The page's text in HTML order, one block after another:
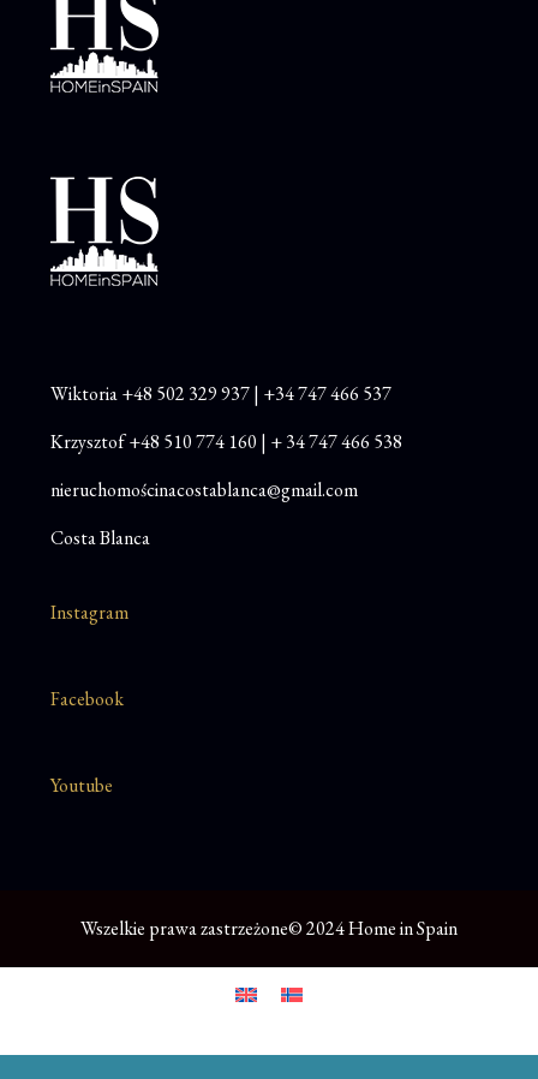
Wiktoria+48 502 329 937| +34 747 466 537
Krzysztof+48 510 774 160 | + 34 747 466 538
nieruchomościnacostablanca@gmail.com
Costa Blanca
Instagram
Facebook
Youtube
Wszelkie prawa zastrzeżone© 2024 Home in Spain